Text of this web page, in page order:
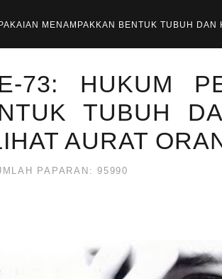
MENAMPAKKAN BENTUK TUBUH
73: HUKUM
TUBUH
AURAT
PAPARAN: 95990